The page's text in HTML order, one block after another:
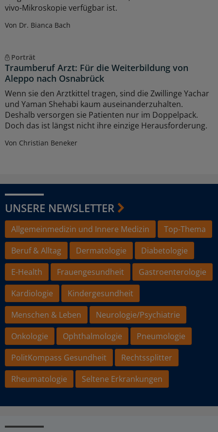
vivo-Mikroskopie verfügbar ist.
Von Dr. Bianca Bach
Porträt
Traumberuf Arzt: Für die Weiterbildung von
Aleppo nach Osnabrück
Wenn sie den Arztkittel tragen, sind die Zwillinge Yachar
und Yaman Shehabi kaum auseinanderzuhalten.
Deshalb versorgen sie Patienten nur im Doppelpack.
Doch das ist längst nicht ihre einzige Herausforderung.
Von Christian Beneker
UNSERE NEWSLETTER
Allgemeinmedizin und Innere Medizin
Top-Thema
Beruf & Alltag
Dermatologie
Diabetologie
E-Health
Frauengesundheit
Gastroenterologie
Kardiologie
Kindergesundheit
Menschen & Leben
Neurologie/Psychiatrie
Onkologie
Ophthalmologie
Pneumologie
PolitKompass Gesundheit
Rechtssplitter
Rheumatologie
Seltene Erkrankungen